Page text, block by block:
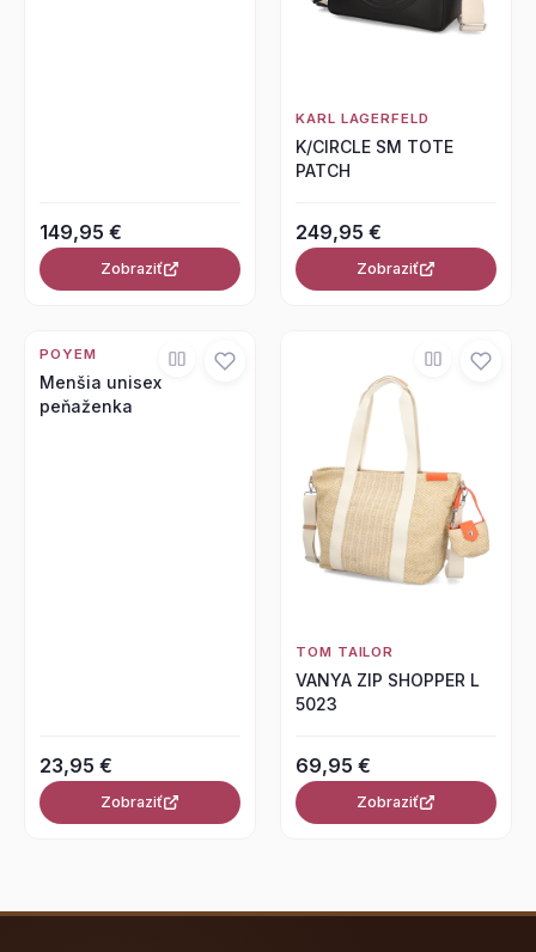
149,95 €
Zobraziť
KARL LAGERFELD
K/CIRCLE SM TOTE
PATCH
249,95 €
Zobraziť
POYEM
Menšia unisex
peňaženka
23,95 €
Zobraziť
TOM TAILOR
VANYA ZIP SHOPPER L
5023
69,95 €
Zobraziť